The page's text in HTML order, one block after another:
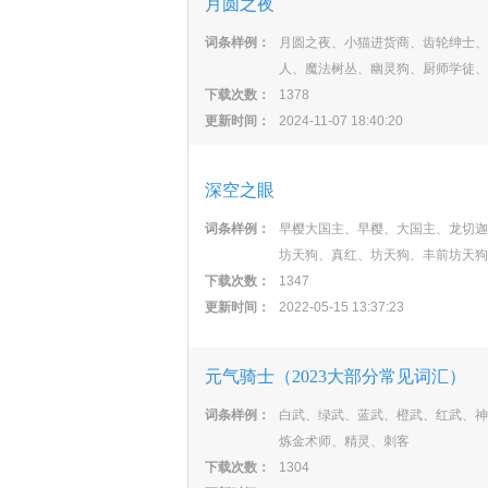
月圆之夜
词条样例：
月圆之夜、小猫进货商、齿轮绅士
人、魔法树丛、幽灵狗、厨师学徒
下载次数：
1378
更新时间：
2024-11-07 18:40:20
深空之眼
词条样例：
早樱大国主、早樱、大国主、龙切
坊天狗、真红、坊天狗、丰前坊天
下载次数：
1347
更新时间：
2022-05-15 13:37:23
元气骑士（2023大部分常见词汇）
词条样例：
白武、绿武、蓝武、橙武、红武、
炼金术师、精灵、刺客
下载次数：
1304